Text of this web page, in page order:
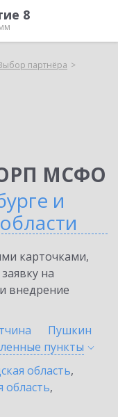
8
партнёра
МСФО
и
карточками,
на
внедрение
Пушкин
пункты
область,
область,